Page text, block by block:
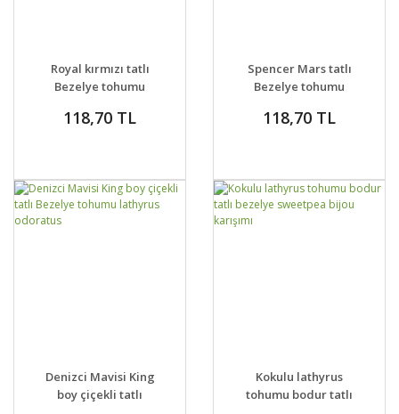
DETAYLAR SEPETE EKLE
Royal kırmızı tatlı
Bezelye tohumu
royal crimson
118,70 TL
DETAYLAR SEPETE EKLE
Spencer Mars tatlı
Bezelye tohumu
118,70 TL
DETAYLAR SEPETE EKLE
Denizci Mavisi King
boy çiçekli tatlı
DETAYLAR SEPETE EKLE
Kokulu lathyrus
tohumu bodur tatlı